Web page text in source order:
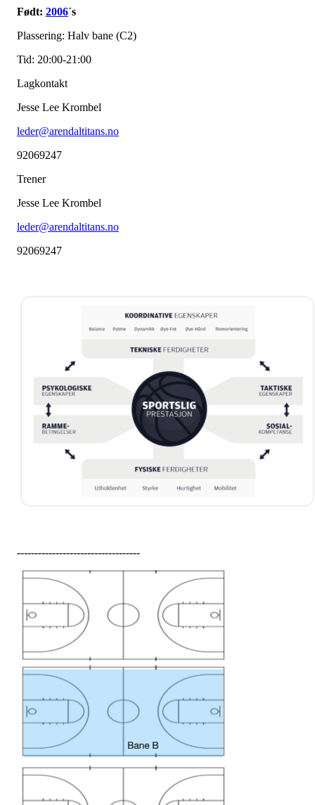
Født: 2006´s
Plassering: Halv bane (C2)
Tid: 20:00-21:00
Lagkontakt
Jesse Lee Krombel
leder@arendaltitans.no
92069247
Trener
Jesse Lee Krombel
leder@arendaltitans.no
92069247
-----------------------------------